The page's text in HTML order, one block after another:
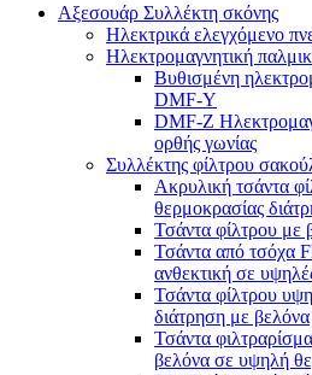
Αξεσουάρ Συλλέκτη σκόνης
Ηλεκτρικά ελεγχόμενο
Ηλεκτρομαγνητική
Βυθισμένη
DMF-Y
DMF-Z
ορθής γωνίας
Συλλέκτης φίλτρου
Ακρυλική τσάντα
θερμοκρασίας
Τσάντα φίλτρου με
Τσάντα από τσόχα
ανθεκτική σε
Τσάντα φίλτρου
διάτρηση με βελόνα
Τσάντα
βελόνα σε υψηλή